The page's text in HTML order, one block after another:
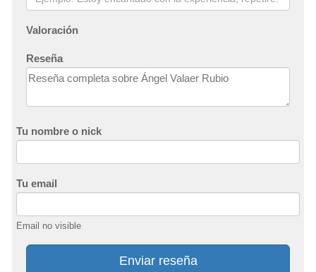
Valoración
Reseña
Tu nombre o nick
Tu email
Email no visible
Enviar reseña